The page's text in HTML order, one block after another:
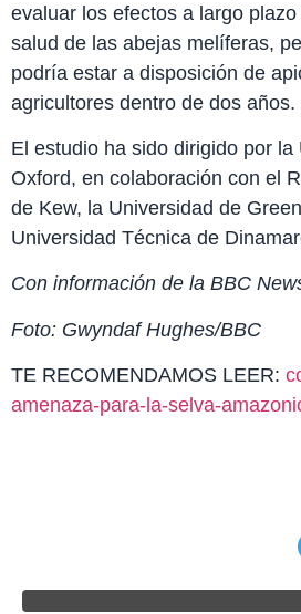
evaluar los efectos a largo
salud de las abejas melíferas,
podría estar a disposición de
agricultores dentro de dos años.
El estudio ha sido dirigido por la
Oxford, en colaboración con el
de Kew, la Universidad de
Universidad Técnica de
Con información de la BBC
Foto: Gwyndaf Hughes/BBC
TE RECOMENDAMOS LEER:
amenaza-para-la-selva-